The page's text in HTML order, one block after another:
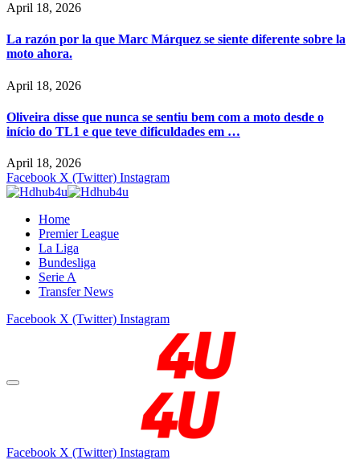
April 18, 2026
La razón por la que Marc Márquez se siente diferente sobre la
moto ahora.
April 18, 2026
Oliveira disse que nunca se sentiu bem com a moto desde o
início do TL1 e que teve dificuldades em …
April 18, 2026
Facebook X (Twitter) Instagram
Home
Premier League
La Liga
Bundesliga
Serie A
Transfer News
Facebook X (Twitter) Instagram
Facebook X (Twitter) Instagram